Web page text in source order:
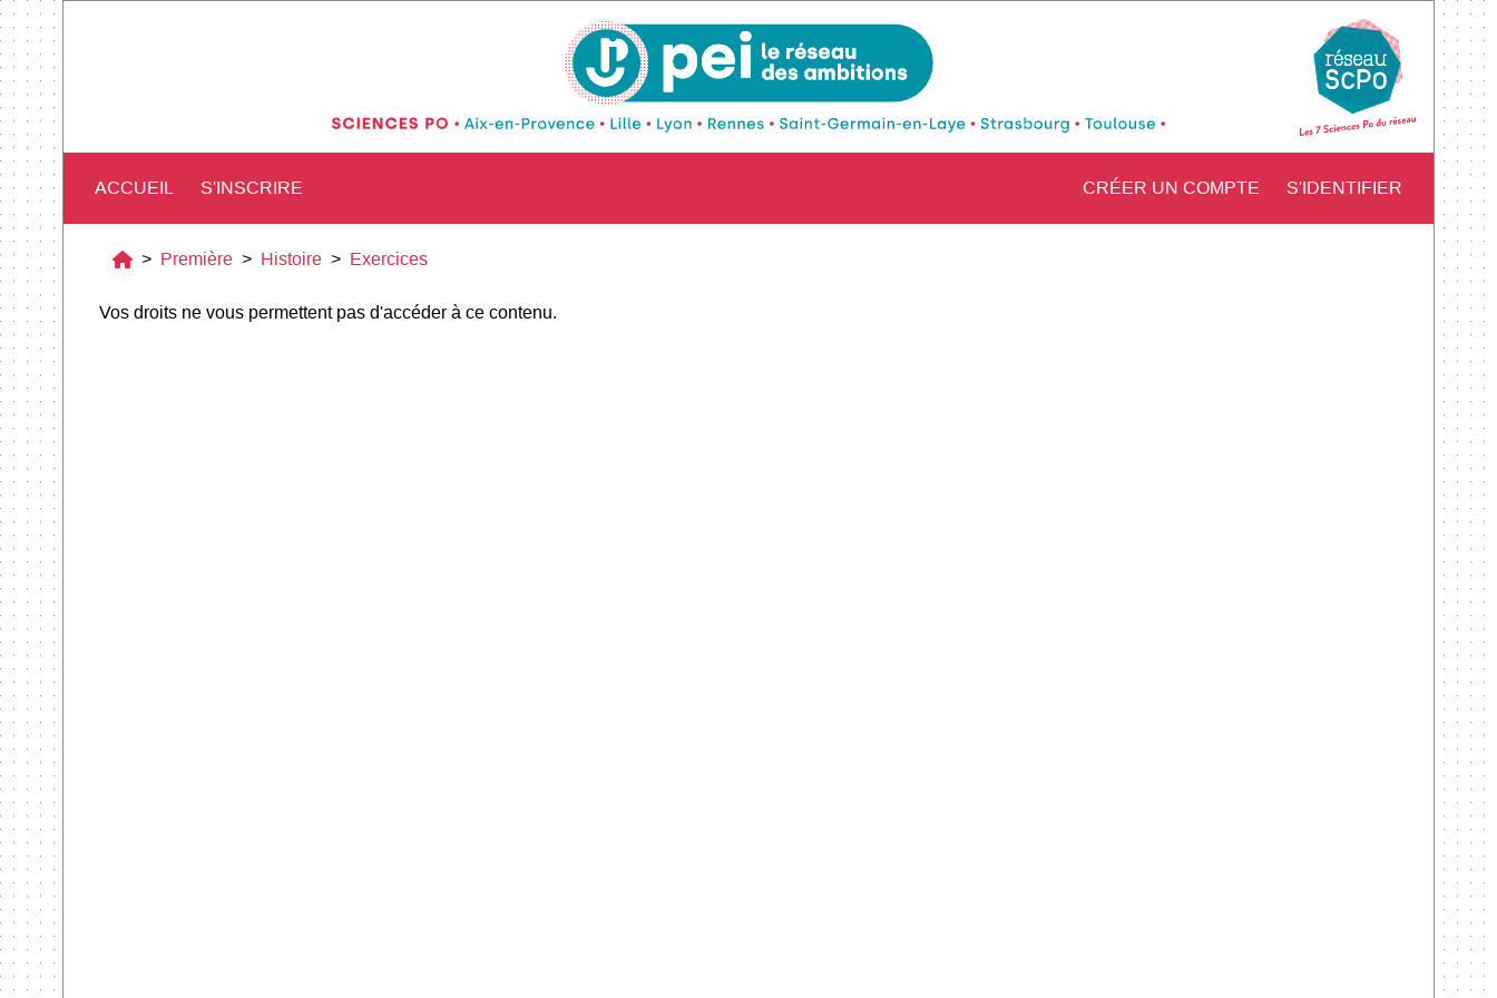
ACCUEIL S'INSCRIRE CRÉER UN COMPTE S'IDENTIFIER
> Première > Histoire > Exercices
Vos droits ne vous permettent pas d'accéder à ce contenu.